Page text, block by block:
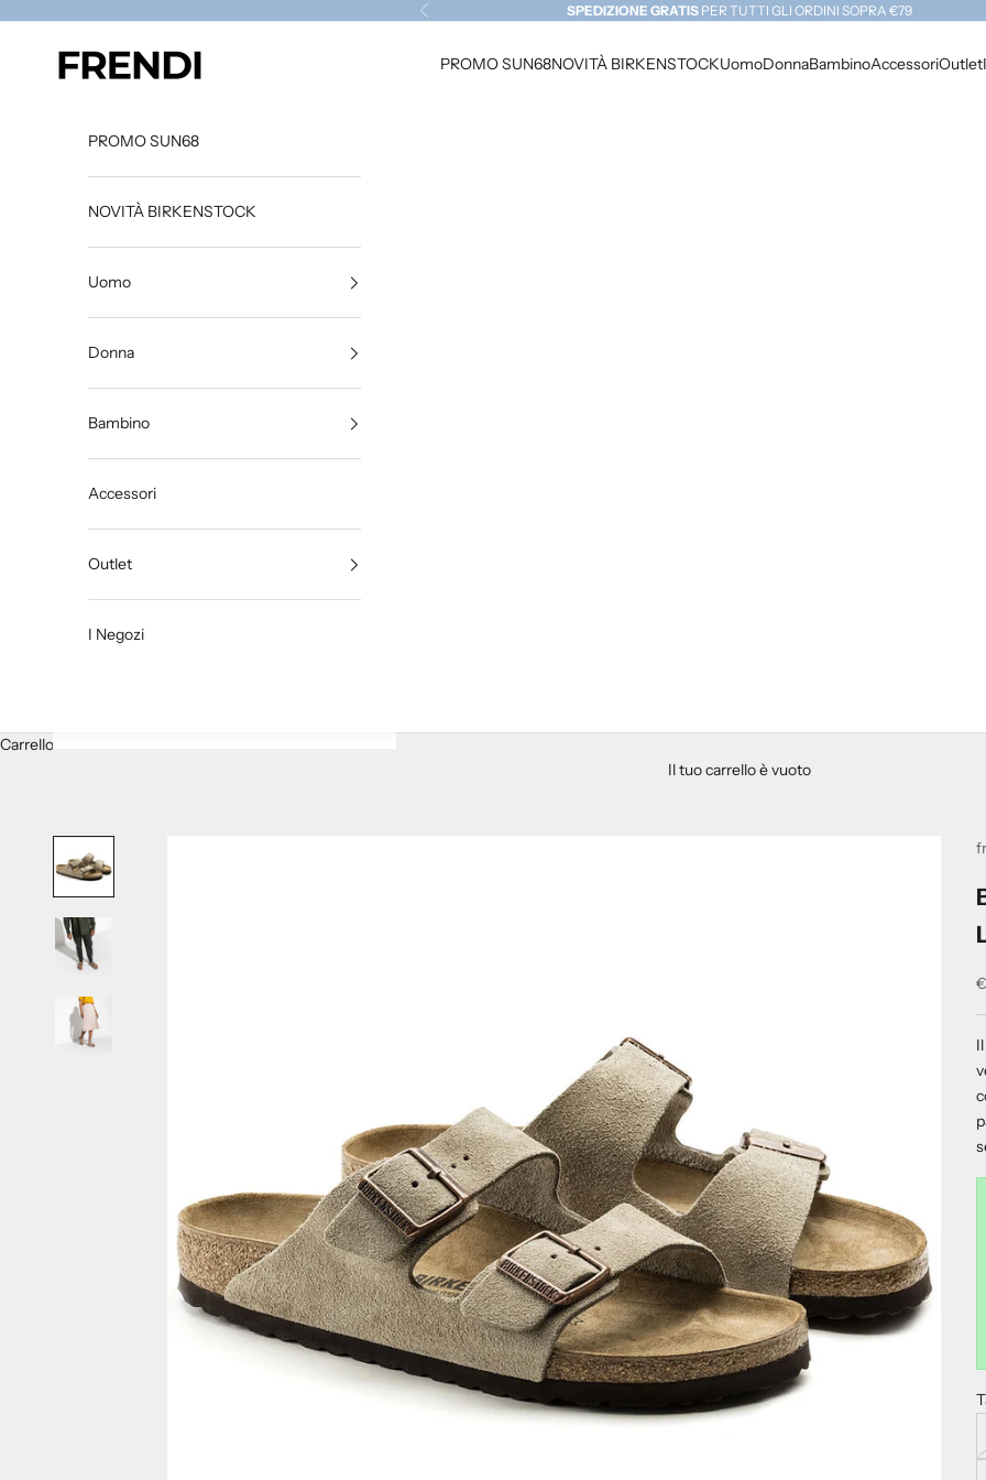
Precedente SPEDIZIONE GRATIS PER TUTTI GLI ORDINI SOPRA €79
frendistore PROMO SUN68NOVITÀ BIRKENSTOCKUomoDonnaBambinoAccessoriOutlet
PROMO SUN68
NOVITÀ BIRKENSTOCK
Uomo
Donna
Bambino
Accessori
Outlet
I Negozi
Carrello
Il tuo carrello è vuoto